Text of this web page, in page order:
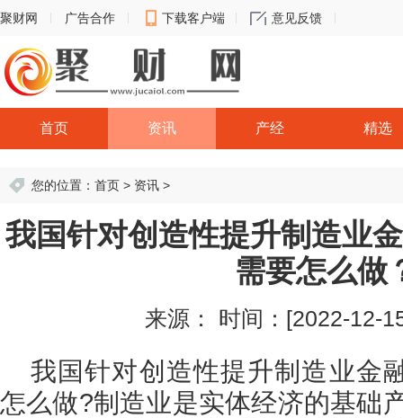
聚财网 广告合作 下载客户端 意见反馈
首页 资讯 产经 精选
您的位置： 首页 > 资讯 >
我国针对创造性提升制造业
需要怎么做
来源： 时间：[2022-12-
我国针对创造性提升制造业金
怎么做?制造业是实体经济的基础